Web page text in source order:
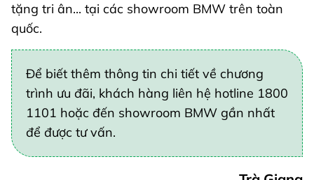
tặng tri ân... tại các showroom BMW trên toàn
quốc.
Để biết thêm thông tin chi tiết về chương
trình ưu đãi, khách hàng liên hệ hotline 1800
1101 hoặc đến showroom BMW gần nhất
để được tư vấn.